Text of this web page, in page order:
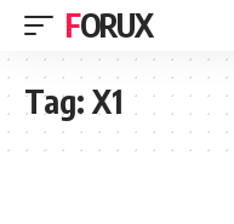
FORUX
Tag: X1